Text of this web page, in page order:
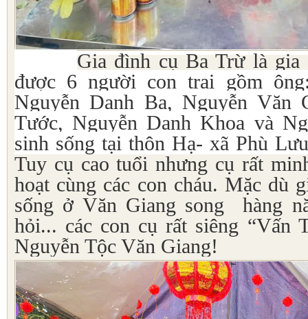
Gia đình cụ Ba Trừ là
được 6 người con trai gồm
Nguyễn Danh Ba, Nguyễn Văn
Tước, Nguyễn Danh Khoa và
sinh sống tại thôn Hạ- xã Phù
Tuy cụ cao tuổi nhưng cụ rất
hoạt cùng các con cháu. Mặc dù
sống ở Văn Giang song hàng
hỏi... các con cụ rất siêng “Vấn
Nguyễn Tộc Văn Giang!